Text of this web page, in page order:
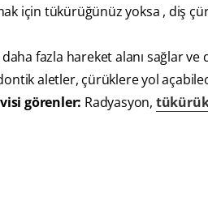
için tükürüğünüz yoksa , diş
fazla hareket alanı sağlar ve
aletler, çürüklere yol
görenler: Radyasyon,